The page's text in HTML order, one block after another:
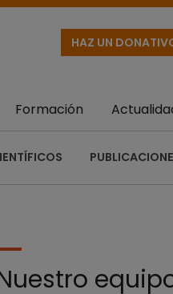
HAZ UN
Formación